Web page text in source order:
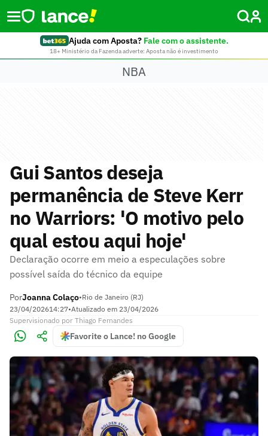
Ajuda com Aposta? Fale com o assistente.
18+ Ministério da Fazenda adverte: Aposta não é investimento
NBA
Gui Santos deseja
permanência de Steve Kerr
no Warriors: 'O motivo pelo
qual estou aqui hoje'
Declaração ocorre em meio a especulações sobre
possível saída do técnico da equipe
PorJoanna Colaço•Rio de Janeiro (RJ)
23/04/202614:27•Atualizado em 23/04/2026
Supervisionado por Thiago Fernandes
Favorite o Lance! no Google